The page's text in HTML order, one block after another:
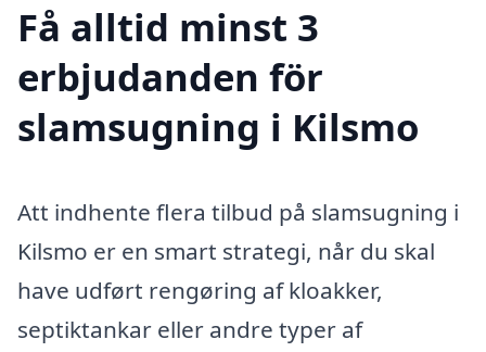
Få alltid minst 3
erbjudanden för
slamsugning i Kilsmo
Att indhente flera tilbud på slamsugning i
Kilsmo er en smart strategi, når du skal
have udført rengøring af kloakker,
septiktankar eller andre typer af